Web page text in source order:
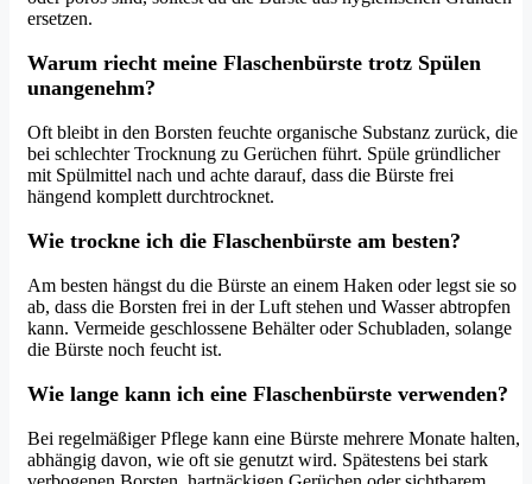
ersetzen.
Warum riecht meine Flaschenbürste trotz Spülen
unangenehm?
Oft bleibt in den Borsten feuchte organische Substanz zurück, die
bei schlechter Trocknung zu Gerüchen führt. Spüle gründlicher
mit Spülmittel nach und achte darauf, dass die Bürste frei
hängend komplett durchtrocknet.
Wie trockne ich die Flaschenbürste am besten?
Am besten hängst du die Bürste an einem Haken oder legst sie so
ab, dass die Borsten frei in der Luft stehen und Wasser abtropfen
kann. Vermeide geschlossene Behälter oder Schubladen, solange
die Bürste noch feucht ist.
Wie lange kann ich eine Flaschenbürste verwenden?
Bei regelmäßiger Pflege kann eine Bürste mehrere Monate halten,
abhängig davon, wie oft sie genutzt wird. Spätestens bei stark